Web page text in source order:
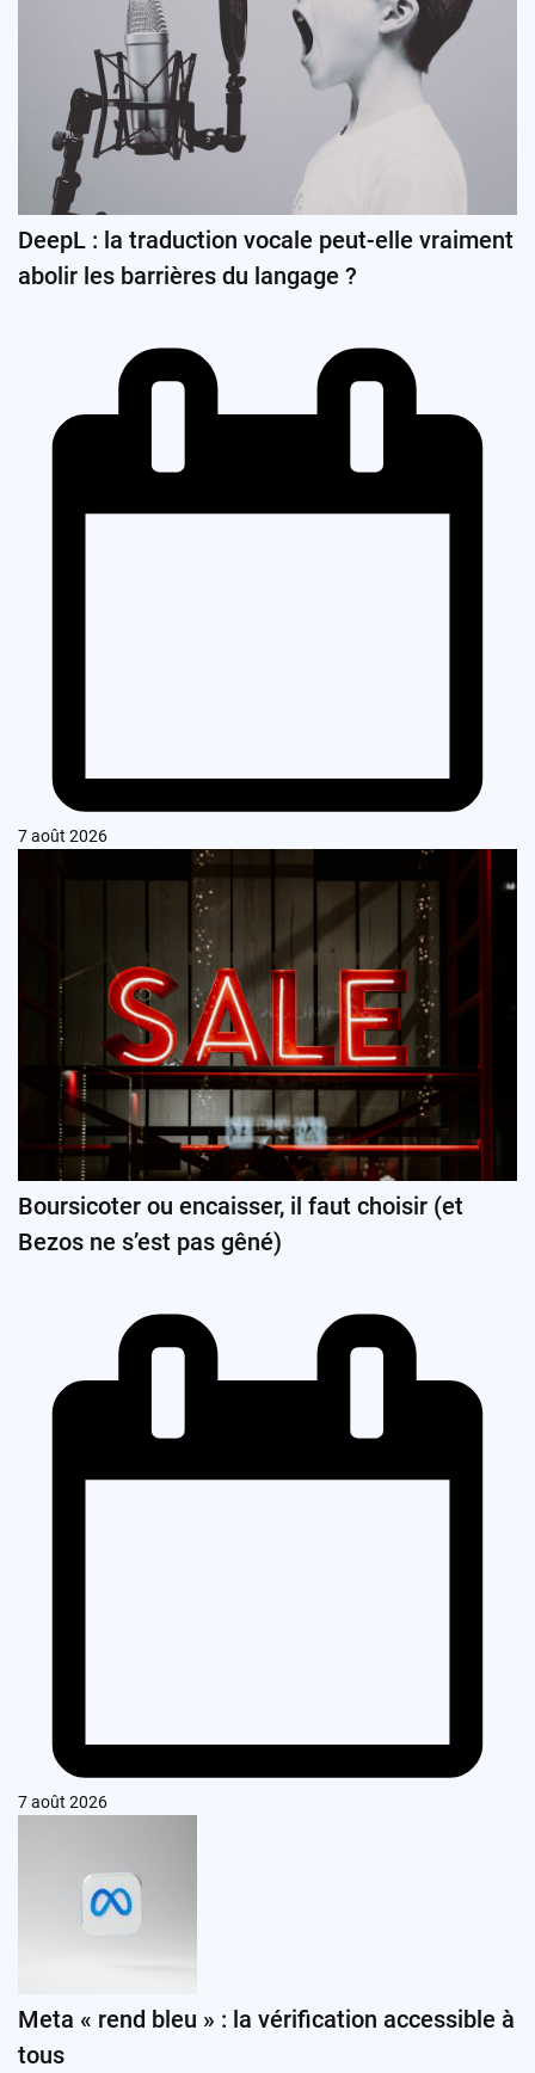
DeepL : la traduction vocale peut-elle vraiment
abolir les barrières du langage ?
7 août 2026
Boursicoter ou encaisser, il faut choisir (et
Bezos ne s’est pas gêné)
7 août 2026
Meta « rend bleu » : la vérification accessible à
tous